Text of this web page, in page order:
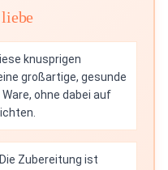
knusprigen
großartige, gesunde
ohne dabei auf
Die Zubereitung ist